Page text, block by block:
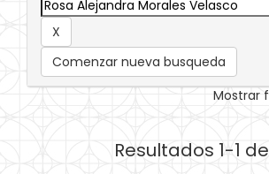
Comenzar nueva busqueda
Mostrar
Resultados 1-1 de